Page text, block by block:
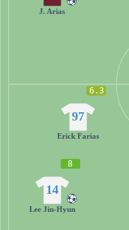
J. Arias
8
14
Lee Jin-Hyun
6.3
97
Erick Farias